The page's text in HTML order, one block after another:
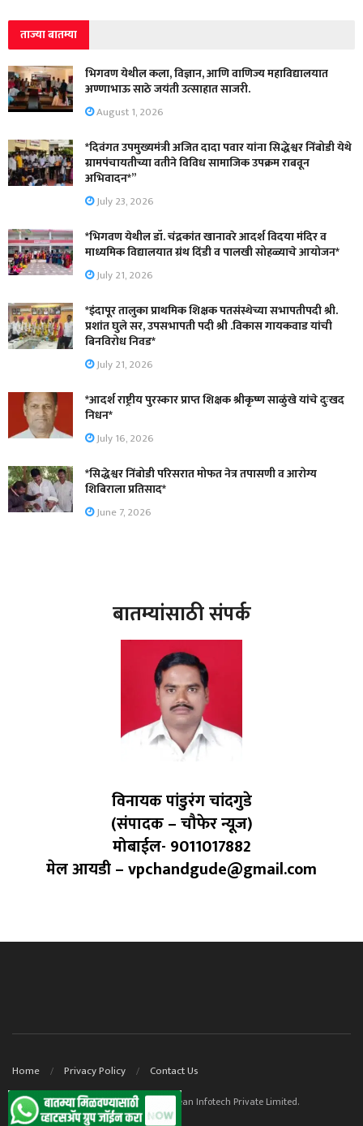
ताज्या बातम्या
भिगवण येथील कला, विज्ञान, आणि वाणिज्य महाविद्यालयात
अण्णाभाऊ साठे जयंती उत्साहात साजरी.
August 1, 2026
*दिवंगत उपमुख्यमंत्री अजित दादा पवार यांना सिद्धेश्वर निंबोडी येथे
ग्रामपंचायतीच्या वतीने विविध सामाजिक उपक्रम राबवून
अभिवादन*”
July 23, 2026
*भिगवण येथील डॉ. चंद्रकांत खानावरे आदर्श विदया मंदिर व
माध्यमिक विद्यालयात ग्रंथ दिंडी व पालखी सोहळ्याचे आयोजन*
July 21, 2026
*इंदापूर तालुका प्राथमिक शिक्षक पतसंस्थेच्या सभापतीपदी श्री.
प्रशांत घुले सर, उपसभापती पदी श्री .विकास गायकवाड यांची
बिनविरोध निवड*
July 21, 2026
*आदर्श राष्ट्रीय पुरस्कार प्राप्त शिक्षक श्रीकृष्ण साळुंखे यांचे दुःखद
निधन*
July 16, 2026
*सिद्धेश्वर निंबोडी परिसरात मोफत नेत्र तपासणी व आरोग्य
शिबिराला प्रतिसाद*
June 7, 2026
बातम्यांसाठी संपर्क
विनायक पांडुरंग चांदगुडे
(संपादक – चौफेर न्यूज)
मोबाईल- 9011017882
मेल आयडी – vpchandgude@gmail.com
Home Privacy Policy Contact Us
© 2023. Website powered by ContentOcean Infotech Private Limited.